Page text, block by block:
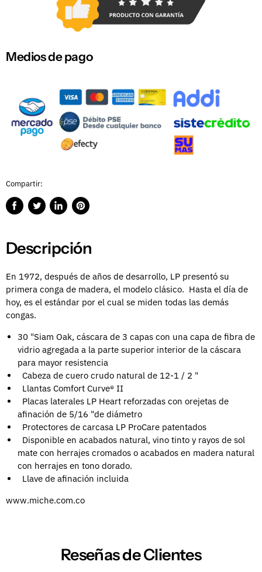
Medios de pago
Compartir:
CompartirPublicarCompartirGuardar
Descripción
En 1972, después de años de desarrollo, LP presentó su
primera conga de madera, el modelo clásico. Hasta el día de
hoy, es el estándar por el cual se miden todas las demás
congas.
30 "Siam Oak, cáscara de 3 capas con una capa de fibra de
vidrio agregada a la parte superior interior de la cáscara
para mayor resistencia
Cabeza de cuero crudo natural de 12-1 / 2 "
Llantas Comfort Curve® II
Placas laterales LP Heart reforzadas con orejetas de
afinación de 5/16 "de diámetro
Protectores de carcasa LP ProCare patentados
Disponible en acabados natural, vino tinto y rayos de sol
mate con herrajes cromados o acabados en madera natural
con herrajes en tono dorado.
Llave de afinación incluida
www.miche.com.co
Reseñas de Clientes